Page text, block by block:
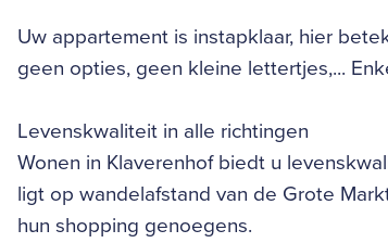
Uw appartement is instapklaar, hier
geen opties, geen kleine lettertjes,...
Levenskwaliteit in alle richtingen
Wonen in Klaverenhof biedt u
ligt op wandelafstand van de Grote
hun shopping genoegens.